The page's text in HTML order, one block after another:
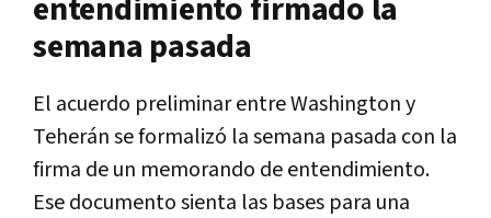
entendimiento firmado la
semana pasada
El acuerdo preliminar entre Washington y
Teherán se formalizó la semana pasada con la
firma de un memorando de entendimiento.
Ese documento sienta las bases para una